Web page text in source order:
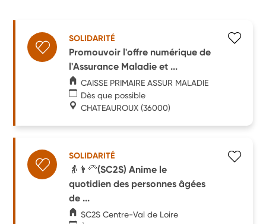
SOLIDARITÉ
Promouvoir l'offre numérique de
l'Assurance Maladie et ...
CAISSE PRIMAIRE ASSUR MALADIE
Dès que possible
CHATEAUROUX (36000)
SOLIDARITÉ
👵👨‍🦳(SC2S) Anime le
quotidien des personnes âgées
de ...
SC2S Centre-Val de Loire